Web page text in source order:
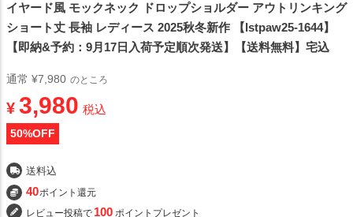
イヤード風 モックネック ドロップショルダー アウトリンキング
ショート丈 長袖 レディース 2025秋冬新作 【lstpaw25-1644】
【即納&予約：9月17日入荷予定順次発送】【送料無料】宅込
通常 ¥7,980 のところ
¥ 3,980 税込
50%OFF
送料込
40ポイント還元
レビュー投稿で 100 ポイントプレゼント